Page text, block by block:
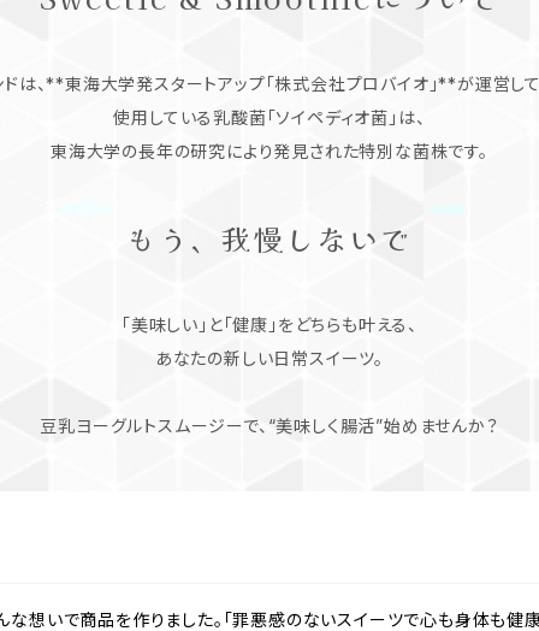
ドは、**東海大学発スタートアップ「株式会社プロバイオ」**が運営して
使用している乳酸菌「ソイペディオ菌」は、
東海大学の長年の研究により発見された特別な菌株です。
もう、我慢しないで
「美味しい」と「健康」をどちらも叶える、
あなたの新しい日常スイーツ。
豆乳ヨーグルトスムージーで、“美味しく腸活”始めませんか？
想いで商品を作りました。「罪悪感のないスイーツで心も身体も健